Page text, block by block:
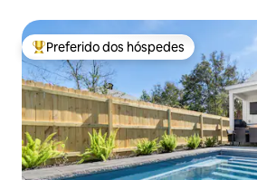
Entre os melhores preferidos dos
Preferido dos hóspedes